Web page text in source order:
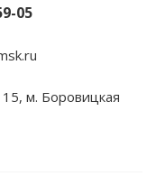
05
м. Боровицкая